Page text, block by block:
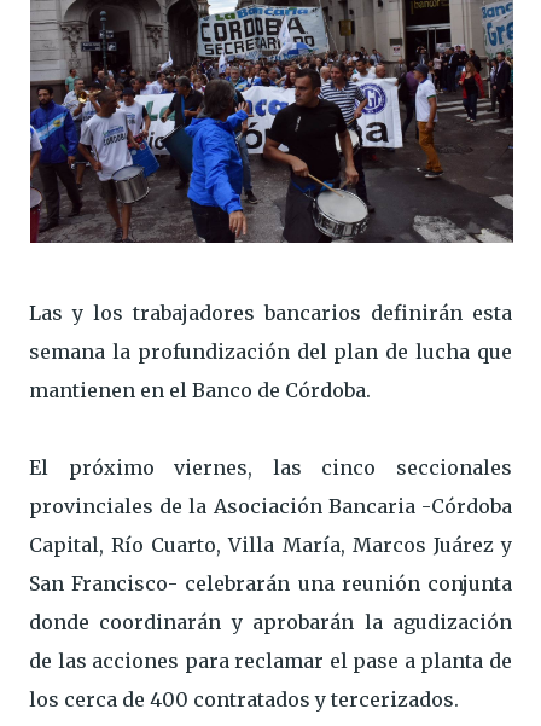
Las y los trabajadores bancarios definirán esta
semana la profundización del plan de lucha que
mantienen en el Banco de Córdoba.
El próximo viernes, las cinco seccionales
provinciales de la Asociación Bancaria -Córdoba
Capital, Río Cuarto, Villa María, Marcos Juárez y
San Francisco- celebrarán una reunión conjunta
donde coordinarán y aprobarán la agudización
de las acciones para reclamar el pase a planta de
los cerca de 400 contratados y tercerizados.